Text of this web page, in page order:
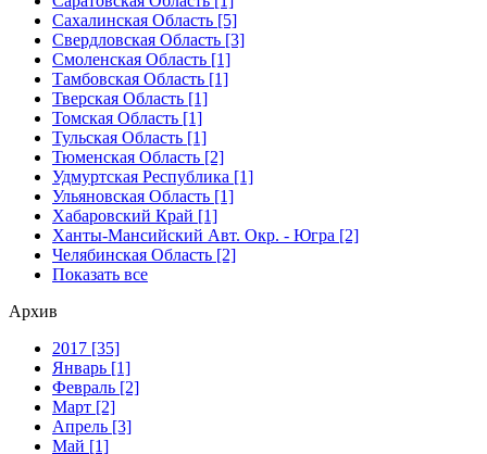
Сахалинская Область [5]
Свердловская Область [3]
Смоленская Область [1]
Тамбовская Область [1]
Тверская Область [1]
Томская Область [1]
Тульская Область [1]
Тюменская Область [2]
Удмуртская Республика [1]
Ульяновская Область [1]
Хабаровский Край [1]
Ханты-Мансийский Авт. Окр. - Югра [2]
Челябинская Область [2]
Показать все
Архив
2017 [35]
Январь [1]
Февраль [2]
Март [2]
Апрель [3]
Май [1]